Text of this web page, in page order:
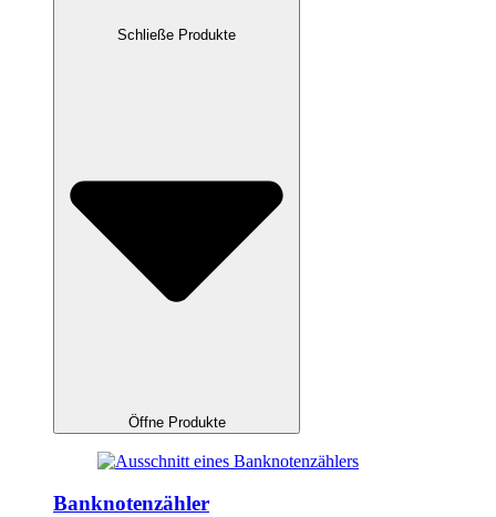
Schließe Produkte
Öffne Produkte
Banknotenzähler